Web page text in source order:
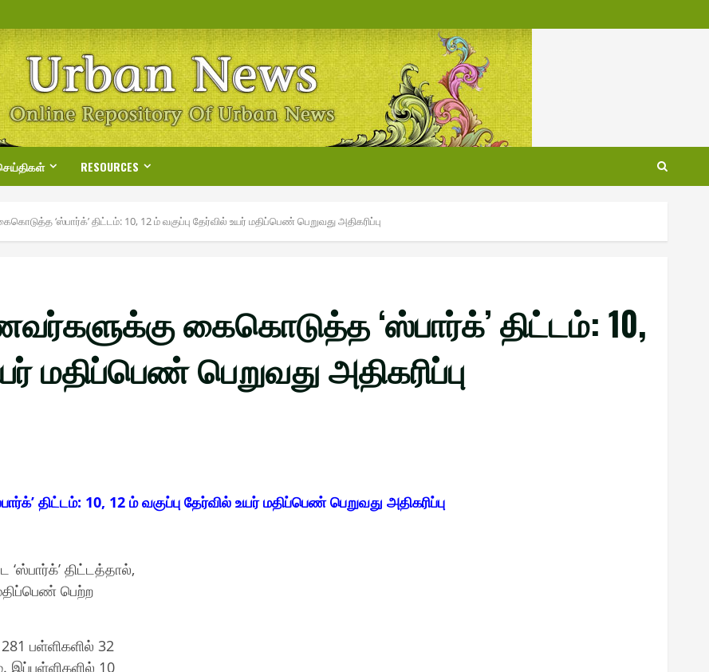
RESOURCES
‘ஸ்பார்க்’ திட்டம் : 10, 12 ம் வகுப்பு தேர்வில் உயர் மதிப்பெண் பெறுவது அதிகரிப்பு
கைகொடுத்த ‘ஸ்பார்க்’ திட்டம் : 10,
மதிப்பெண் பெறுவது அதிகரிப்பு
திட்டம் : 10, 12 ம் வகுப்பு தேர்வில் உயர் மதிப்பெண் பெறுவது அதிகரிப்பு
திட்டத்தால்,
பெற்ற
பள்ளிகளில் 32
இப்பள்ளிகளில் 10